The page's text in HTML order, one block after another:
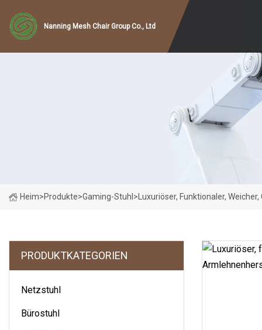
Nanning Mesh Chair Group Co., Ltd
Heim>Produkte>Gaming-Stuhl > Luxuriöser, Funktionaler,
PRODUKTKATEGORIEN
Netzstuhl
Bürostuhl